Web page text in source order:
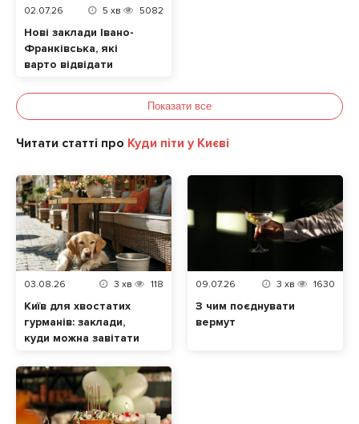
02.07.26 5 хв 5082
Нові заклади Івано-
Франківська, які
варто відвідати
Показати все
Читати статті про Куди піти у Києві
03.08.26 3 хв 118
Київ для хвостатих
гурманів: заклади,
куди можна завітати
улюбленцем
09.07.26 3 хв 1630
З чим поєднувати
вермут